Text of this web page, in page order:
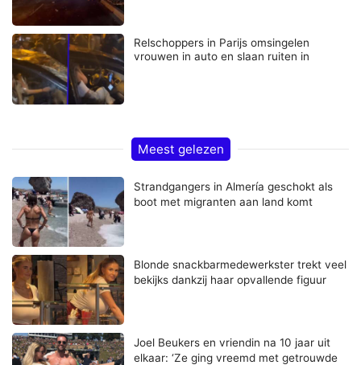
Relschoppers in Parijs omsingelen
vrouwen in auto en slaan ruiten in
Meest gelezen
Strandgangers in Almería geschokt als
boot met migranten aan land komt
Blonde snackbarmedewerkster trekt veel
bekijks dankzij haar opvallende figuur
Joel Beukers en vriendin na 10 jaar uit
elkaar: ‘Ze ging vreemd met getrouwde